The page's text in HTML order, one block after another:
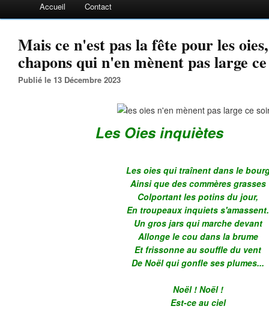
Accueil Contact
Mais ce n'est pas la fête pour les
chapons qui n'en mènent pas large
Publié le 13 Décembre 2023
Les Oies inquiètes
Les oies qui traînent dans le
Ainsi que des commères grasses
Colportant les potins du jour,
En troupeaux inquiets s'amassent.
Un gros jars qui marche devant
Allonge le cou dans la brume
Et frissonne au souffle du vent
De Noël qui gonfle ses plumes...
Noël ! Noël !
Est-ce au ciel